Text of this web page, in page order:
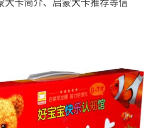
大卡简介、启蒙大卡推荐等信